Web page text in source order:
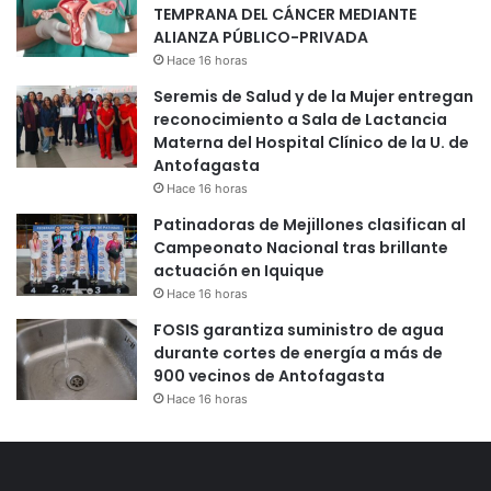
TEMPRANA DEL CÁNCER MEDIANTE
ALIANZA PÚBLICO-PRIVADA
Hace 16 horas
Seremis de Salud y de la Mujer entregan
reconocimiento a Sala de Lactancia
Materna del Hospital Clínico de la U. de
Antofagasta
Hace 16 horas
Patinadoras de Mejillones clasifican al
Campeonato Nacional tras brillante
actuación en Iquique
Hace 16 horas
FOSIS garantiza suministro de agua
durante cortes de energía a más de
900 vecinos de Antofagasta
Hace 16 horas